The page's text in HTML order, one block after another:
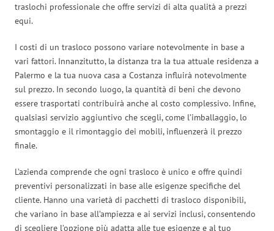
traslochi professionale che offre servizi di alta qualità a prezzi
equi.
I costi di un trasloco possono variare notevolmente in base a
vari fattori. Innanzitutto, la distanza tra la tua attuale residenza a
Palermo e la tua nuova casa a Costanza influirà notevolmente
sul prezzo. In secondo luogo, la quantità di beni che devono
essere trasportati contribuirà anche al costo complessivo. Infine,
qualsiasi servizio aggiuntivo che scegli, come l’imballaggio, lo
smontaggio e il rimontaggio dei mobili, influenzerà il prezzo
finale.
L’azienda comprende che ogni trasloco è unico e offre quindi
preventivi personalizzati in base alle esigenze specifiche del
cliente. Hanno una varietà di pacchetti di trasloco disponibili,
che variano in base all’ampiezza e ai servizi inclusi, consentendo
di scegliere l’opzione più adatta alle tue esigenze e al tuo